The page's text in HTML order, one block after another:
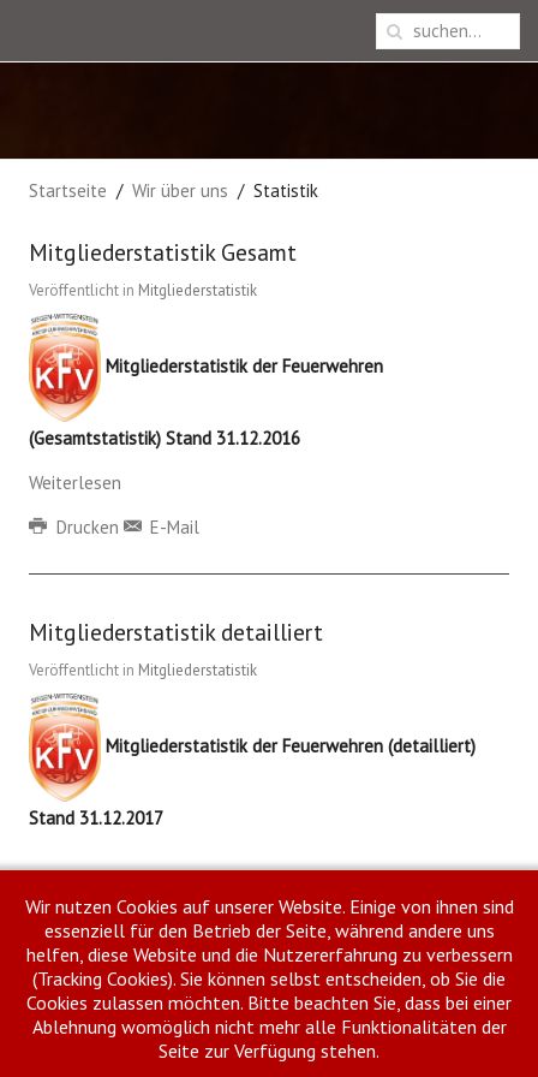
Startseite Wir über uns Statistik
Mitgliederstatistik Gesamt
Veröffentlicht in Mitgliederstatistik
Mitgliederstatistik der Feuerwehren
(Gesamtstatistik) Stand 31.12.2016
Weiterlesen
Drucken
E-Mail
Mitgliederstatistik detailliert
Veröffentlicht in Mitgliederstatistik
Mitgliederstatistik der Feuerwehren (detailliert)
Stand 31.12.2017
Weiterlesen
Drucken
E-Mail
Datenschutzhinweise Meldeportal Feuerwehr
Wir nutzen Cookies auf unserer Website. Einige von ihnen sind
essenziell für den Betrieb der Seite, während andere uns
helfen, diese Website und die Nutzererfahrung zu verbessern
(Tracking Cookies). Sie können selbst entscheiden, ob Sie die
Cookies zulassen möchten. Bitte beachten Sie, dass bei einer
Ablehnung womöglich nicht mehr alle Funktionalitäten der
Seite zur Verfügung stehen.